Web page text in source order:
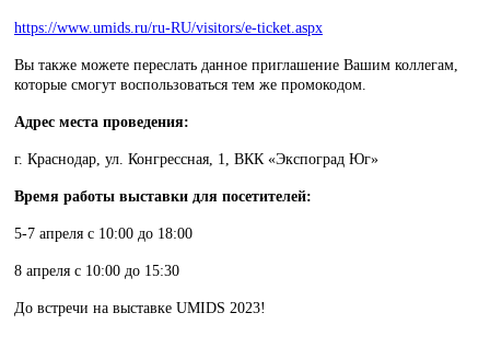
https://www.umids.ru/ru-RU/visitors/e-ticket.aspx
Вы также можете переслать данное приглашение Вашим коллегам,
которые смогут воспользоваться тем же промокодом.
Адрес места проведения:
г. Краснодар, ул. Конгрессная, 1, ВКК «Экспоград Юг»
Время работы выставки для посетителей:
5-7 апреля с 10:00 до 18:00
8 апреля с 10:00 до 15:30
До встречи на выставке UMIDS 2023!